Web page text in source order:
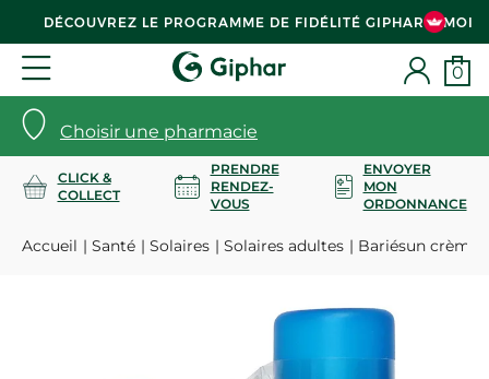
DÉCOUVREZ LE PROGRAMME DE FIDÉLITÉ GIPHAR & MOI
Choisir une pharmacie
0
CLICK &
COLLECT
PRENDRE
RENDEZ-
VOUS
ENVOYER
MON
ORDONNANCE
Accueil Santé Solaires Solaires adultes Bariésun crème